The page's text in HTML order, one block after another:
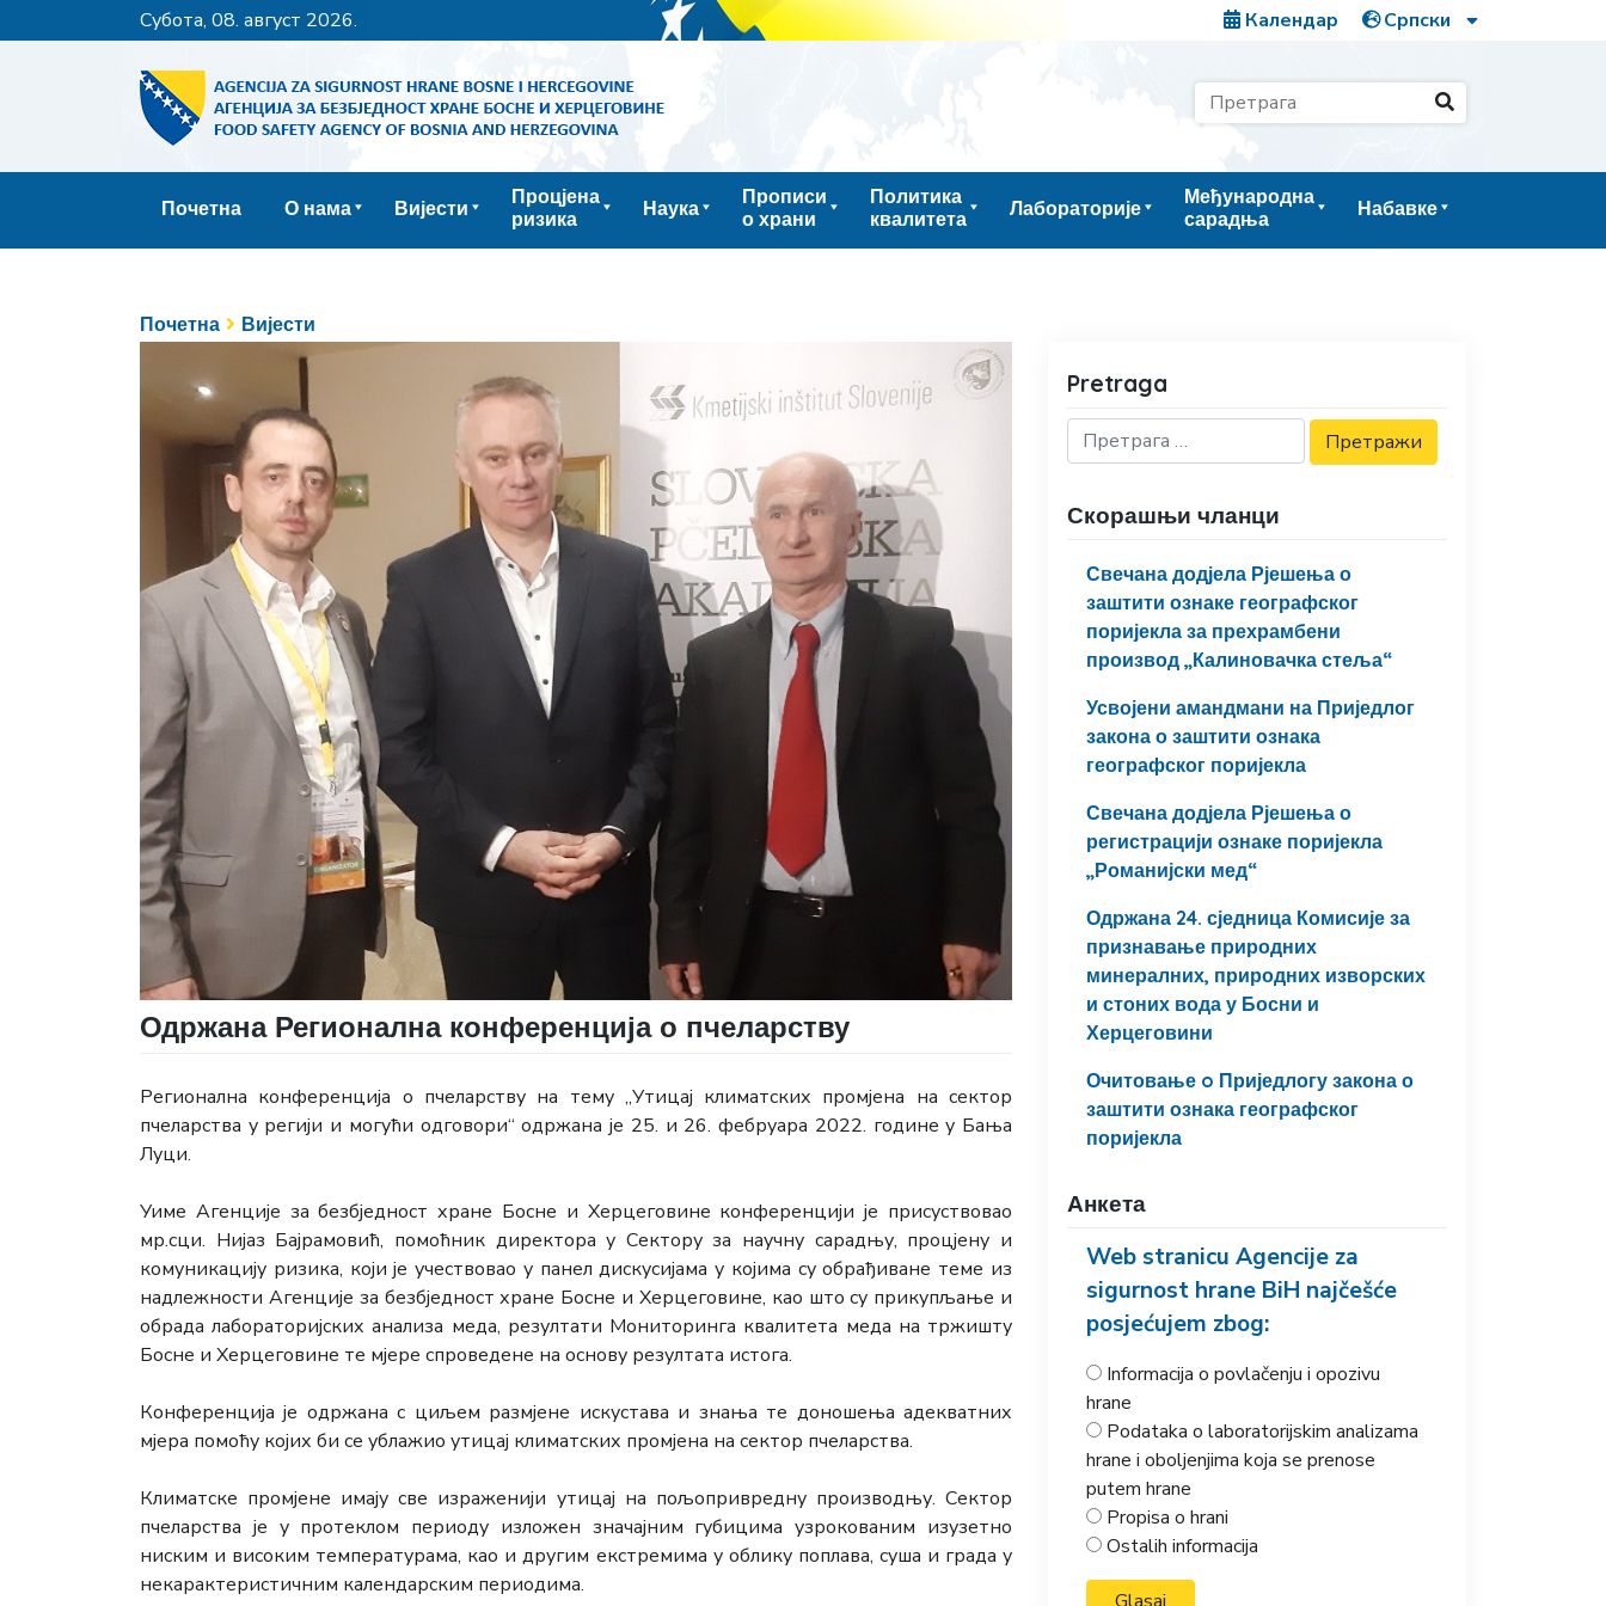
субота, 08. август 2026. Календар
Почетна О нама Вијести
Процјена
ризика
Наука
Прописи
о храни
Политика
квалитета
Лабораторије
Међународна
сарадња
Набавке
Почетна Вијести
Одржана Регионална конференција о пчеларству
Регионална конференција о пчеларству на тему „Утицај климатских промјена на сектор
пчеларства у регији и могући одговори“ одржана је 25. и 26. фебруара 2022. године у Бања
Луци.
Уиме Агенције за безбједност хране Босне и Херцеговине конференцији је присуствовао
мр.сци. Нијаз Бајрамовић, помоћник директора у Сектору за научну сарадњу, процјену и
комуникацију ризика, који је учествовао у панел дискусијама у којима су обрађиване теме из
надлежности Агенције за безбједност хране Босне и Херцеговине, као што су прикупљање и
обрада лабораторијских анализа меда, резултати Мониторинга квалитета меда на тржишту
Босне и Херцеговине те мјере спроведене на основу резултата истога.
Конференција је одржана с циљем размјене искустава и знања те доношења адекватних
мјера помоћу којих би се ублажио утицај климатских промјена на сектор пчеларства.
Климатске промјене имају све израженији утицај на пољопривредну производњу. Сектор
пчеларства је у протеклом периоду изложен значајним губицима узрокованим изузетно
ниским и високим температурама, као и другим екстремима у облику поплава, суша и града у
некарактеристичним календарским периодима.
Pretraga
Скорашњи чланци
Свечана додјела Рјешења о
заштити ознаке географског
поријекла за прехрамбени
производ „Калиновачка стеља“
Усвојени амандмани на Приједлог
закона о заштити ознака
географског поријекла
Свечана додјела Рјешења о
регистрацији ознаке поријекла
„Романијски мед“
Одржана 24. сједница Комисије за
признавање природних
минералних, природних изворских
и стоних вода у Босни и
Херцеговини
Очитовање o Приједлогу закона о
заштити ознака географског
поријекла
Анкета
Web stranicu Agencije za
sigurnost hrane BiH najčešće
posjećujem zbog:
Informacija o povlačenju i opozivu
hrane
Podataka o laboratorijskim analizama
hrane i oboljenjima koja se prenose
putem hrane
Propisa o hrani
Ostalih informacija